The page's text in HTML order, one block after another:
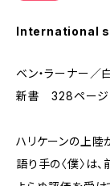
International
ベン・ラーナー／
新書 328ページ
ハリケーンの上陸
語り手の〈僕〉は